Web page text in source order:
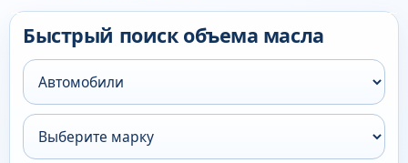
Быстрый поиск объема масла